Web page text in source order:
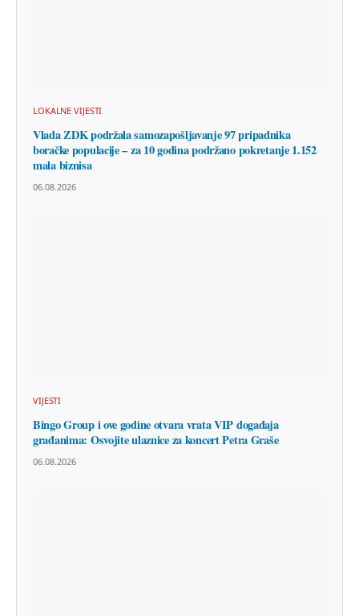
LOKALNE VIJESTI
Vlada ZDK podržala samozapošljavanje 97 pripadnika
boračke populacije – za 10 godina podržano pokretanje 1.152
mala biznisa
06.08.2026
VIJESTI
Bingo Group i ove godine otvara vrata VIP događaja
građanima: Osvojite ulaznice za koncert Petra Graše
06.08.2026